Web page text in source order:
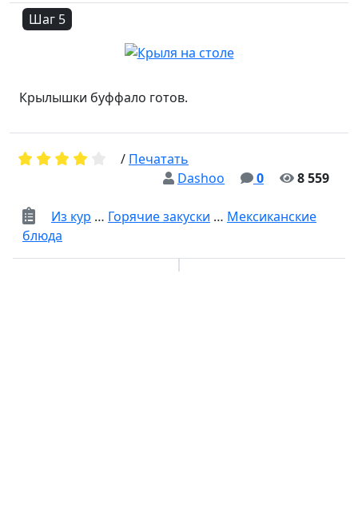
Шаг 5
Крылышки буффало готов.
Dashoo 0 8 559
/ Печатать
Из кур … Горячие закуски … Мексиканские
блюда